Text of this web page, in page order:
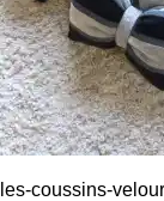
les-coussins-